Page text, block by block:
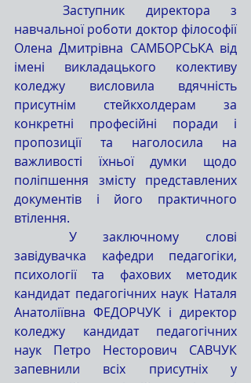
	Заступник директора з
навчальної роботи доктор філософії
Олена Дмитрівна САМБОРСЬКА від
імені викладацького колективу
коледжу висловила вдячність
присутнім стейкхолдерам за
конкретні професійні поради і
пропозиції та наголосила на
важливості їхньої думки щодо
поліпшення змісту представлених
документів і його практичного
втілення.
завідувачка кафедри педагогіки,
психології та фахових методик
кандидат педагогічних наук Наталя
Анатоліївна ФЕДОРЧУК і директор
коледжу кандидат педагогічних
наук Петро Несторович САВЧУК
запевнили всіх присутніх у